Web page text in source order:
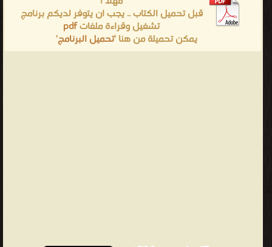
قبل تحميل الكتاب .. يجب ان يتوفر لديكم برنامج
تشغيل وقراءة ملفاتpdf
يمكن تحميلة من هنا 'تحميل البرنامج'